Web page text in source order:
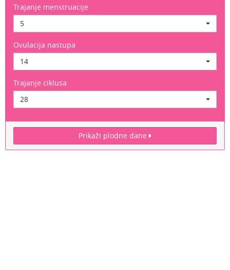
Trajanje menstruacije
5
Ovulacija nastupa
14
Trajanje ciklusa
28
Prikaži plodne dane